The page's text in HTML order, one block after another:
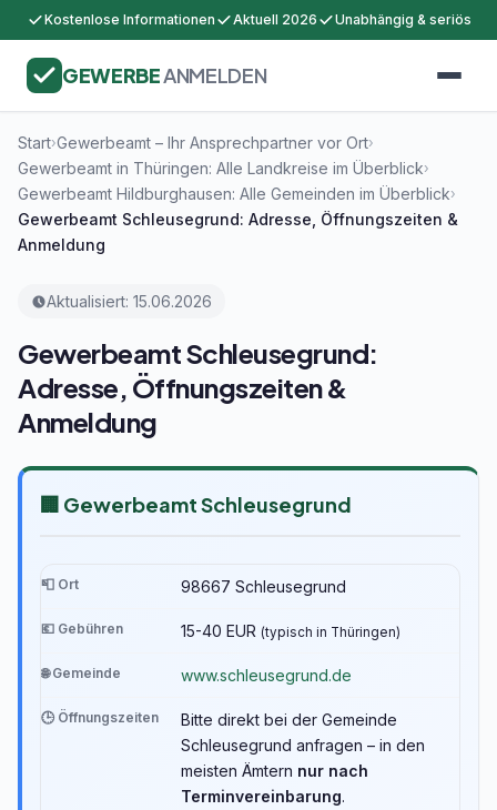
Kostenlose Informationen Aktuell 2026 Unabhängig & seriös
GEWERBEANMELDEN
Start›Gewerbeamt – Ihr Ansprechpartner vor Ort›
Gewerbeamt in Thüringen: Alle Landkreise im Überblick›
Gewerbeamt Hildburghausen: Alle Gemeinden im Überblick›
Gewerbeamt Schleusegrund: Adresse, Öffnungszeiten &
Anmeldung
Aktualisiert: 15.06.2026
Gewerbeamt Schleusegrund:
Adresse, Öffnungszeiten &
Anmeldung
🏢 Gewerbeamt Schleusegrund
📮 Ort 98667 Schleusegrund
💶 Gebühren 15-40 EUR (typisch in Thüringen)
🌐 Gemeinde www.schleusegrund.de
🕒 Öffnungszeiten
Bitte direkt bei der Gemeinde
Schleusegrund anfragen – in den
meisten Ämtern nur nach
Terminvereinbarung.